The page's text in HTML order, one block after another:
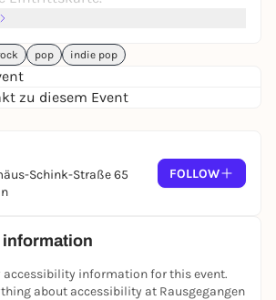
pop indie pop
zu diesem Event
Schink-Straße 65
FOLLOW
accessibility information for this event.
about accessibility at Rausgegangen